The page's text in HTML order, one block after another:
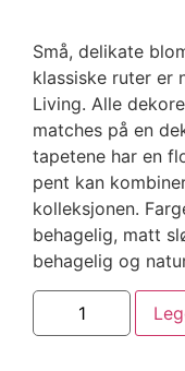
Små, delikate
klassiske ruter er
Living. Alle
matches på en
tapetene har en
pent kan
kolleksjonen.
behagelig, matt
behagelig og